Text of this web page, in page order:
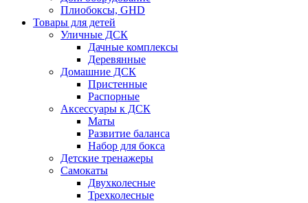
Плиобоксы, GHD
Товары для детей
Уличные ДСК
Дачные комплексы
Деревянные
Домашние ДСК
Пристенные
Распорные
Аксесcуары к ДСК
Маты
Развитие баланса
Набор для бокса
Детские тренажеры
Самокаты
Двухколесные
Трехколесные